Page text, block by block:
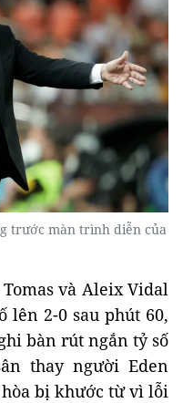
trước màn trình diễn của
và Aleix Vidal
lên 2-0 sau phút 60,
bàn rút ngắn tỷ số
thay người Eden
hòa bị khước từ vì lỗi